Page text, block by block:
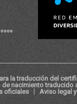
la traducción del
nacimiento traducido
oficiales
Aviso legal